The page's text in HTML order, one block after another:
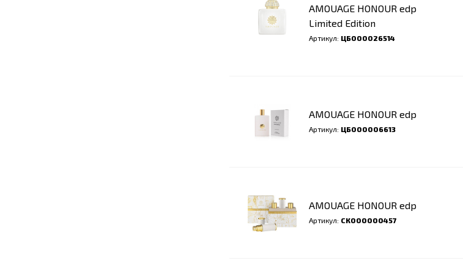
AMOUAGE HONOUR edp
Limited Edition
Артикул: ЦБ000026514
AMOUAGE HONOUR edp
Артикул: ЦБ000006613
AMOUAGE HONOUR edp
Артикул: СК000000457